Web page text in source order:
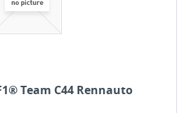
Team C44 Rennauto